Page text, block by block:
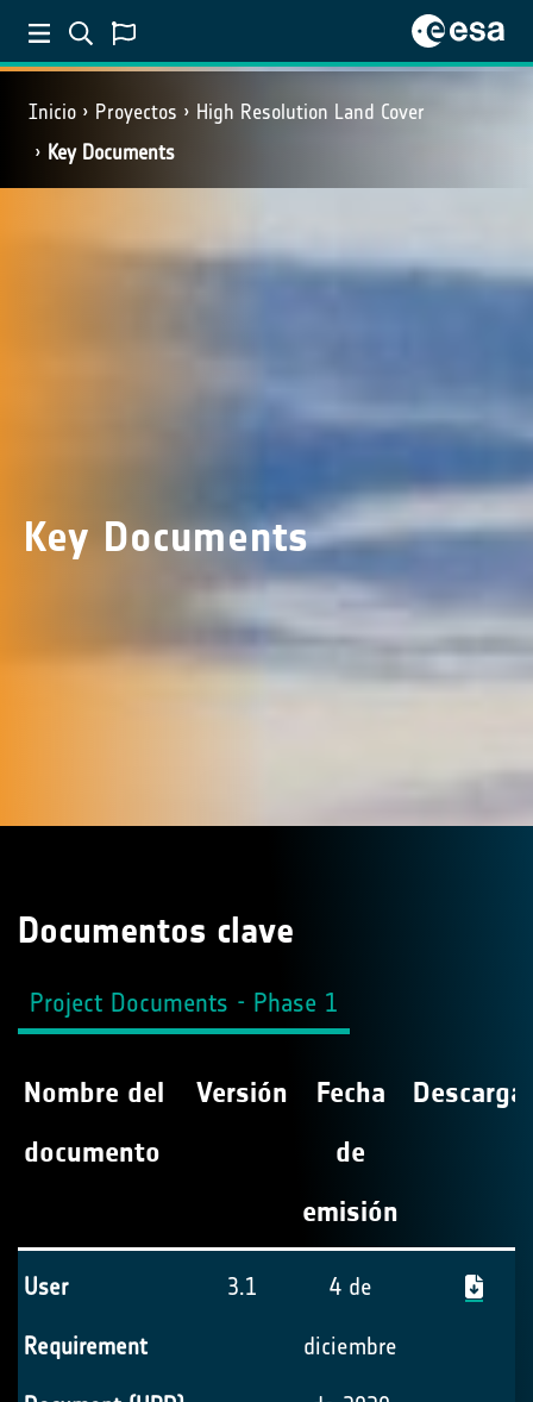
Inicio Proyectos
High Resolution Land Cover
Key Documents
Key Documents
Documentos clave
Project Documents - Phase 1
Nombre del
documento
Versión
Fecha
de
emisión
Descargar
User
Requirement
3.1 4 de
diciembre